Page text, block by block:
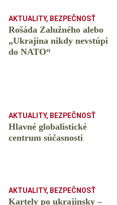
AKTUALITY, BEZPEČNOSŤ
Rošáda Zalužného alebo
„Ukrajina nikdy nevstúpi
do NATO“
AKTUALITY, BEZPEČNOSŤ
Hlavné globalistické
centrum súčasnosti
AKTUALITY, BEZPEČNOSŤ
Kartely po ukrajinsky –